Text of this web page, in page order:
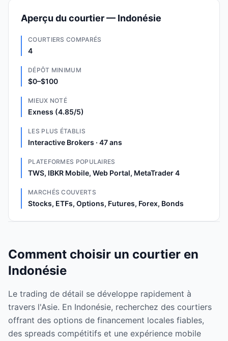
Aperçu du courtier — Indonésie
COURTIERS COMPARÉS
4
DÉPÔT MINIMUM
$0–$100
MIEUX NOTÉ
Exness (4.85/5)
LES PLUS ÉTABLIS
Interactive Brokers · 47 ans
PLATEFORMES POPULAIRES
TWS, IBKR Mobile, Web Portal, MetaTrader 4
MARCHÉS COUVERTS
Stocks, ETFs, Options, Futures, Forex, Bonds
Comment choisir un courtier en
Indonésie
Le trading de détail se développe rapidement à
travers l'Asie. En Indonésie, recherchez des courtiers
offrant des options de financement locales fiables,
des spreads compétitifs et une expérience mobile